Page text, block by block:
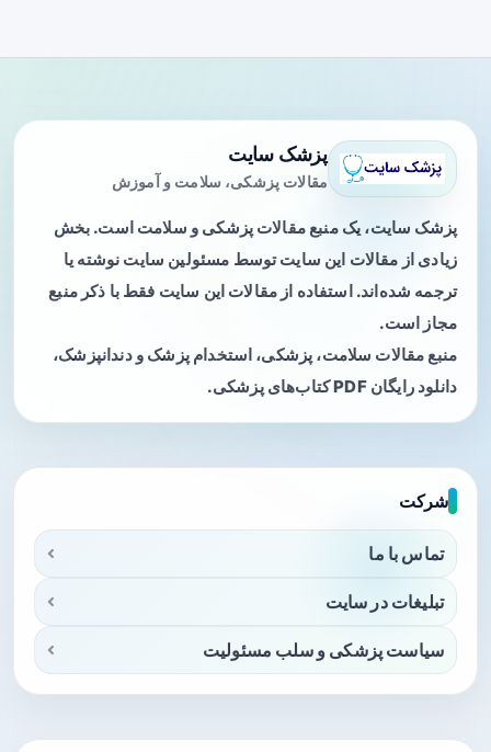
پزشک سایت
مقالات پزشکی، سلامت و آموزش
پزشک سایت، یک منبع مقالات پزشکی و سلامت است. بخش
زیادی از مقالات این سایت توسط مسئولین سایت نوشته یا
ترجمه شده‌اند. استفاده از مقالات این سایت فقط با ذکر منبع
مجاز است.
منبع مقالات سلامت، پزشکی، استخدام پزشک و دندانپزشک،
دانلود رایگان PDF کتاب‌های پزشکی.
شرکت
تماس با ما
تبلیغات در سایت
سیاست پزشکی و سلب مسئولیت